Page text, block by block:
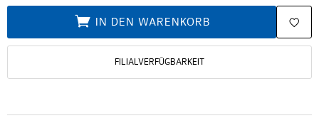
IN DEN WARENKORB
FILIALVERFÜGBARKEIT